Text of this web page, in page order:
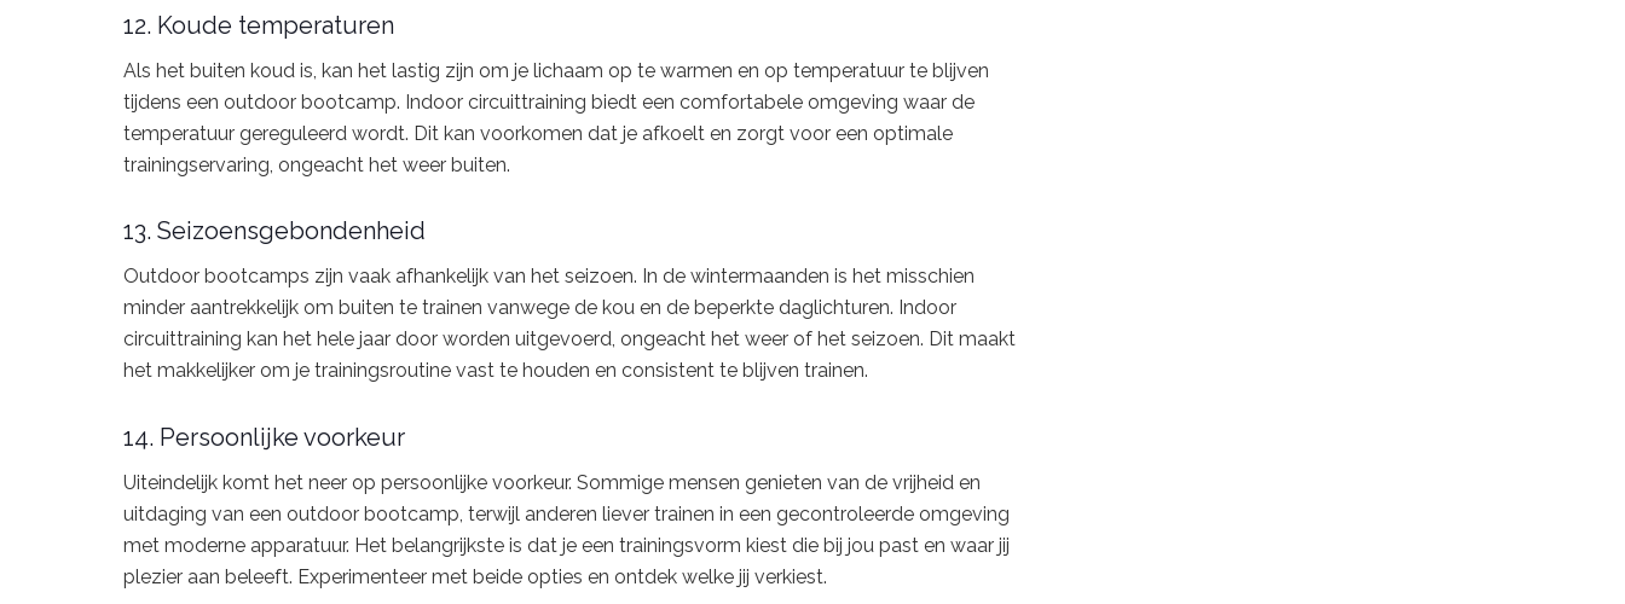
12. Koude temperaturen
Als het buiten koud is, kan het lastig zijn om je lichaam op te warmen en op temperatuur te blijven
tijdens een outdoor bootcamp. Indoor circuittraining biedt een comfortabele omgeving waar de
temperatuur gereguleerd wordt. Dit kan voorkomen dat je afkoelt en zorgt voor een optimale
trainingservaring, ongeacht het weer buiten.
13. Seizoensgebondenheid
Outdoor bootcamps zijn vaak afhankelijk van het seizoen. In de wintermaanden is het misschien
minder aantrekkelijk om buiten te trainen vanwege de kou en de beperkte daglichturen. Indoor
circuittraining kan het hele jaar door worden uitgevoerd, ongeacht het weer of het seizoen. Dit maakt
het makkelijker om je trainingsroutine vast te houden en consistent te blijven trainen.
14. Persoonlijke voorkeur
Uiteindelijk komt het neer op persoonlijke voorkeur. Sommige mensen genieten van de vrijheid en
uitdaging van een outdoor bootcamp, terwijl anderen liever trainen in een gecontroleerde omgeving
met moderne apparatuur. Het belangrijkste is dat je een trainingsvorm kiest die bij jou past en waar jij
plezier aan beleeft. Experimenteer met beide opties en ontdek welke jij verkiest.